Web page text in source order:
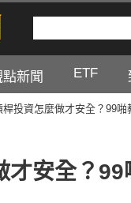
點新聞 ETF
桿投資怎麼做才安全？99
才安全？